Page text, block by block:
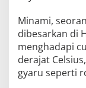
Minami,
dibesarkan di
menghadapi
derajat
gyaru seperti